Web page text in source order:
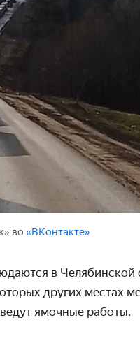
во «ВКонтакте»
в Челябинской
других местах
ямочные работы.